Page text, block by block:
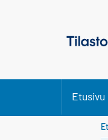
Etusivu